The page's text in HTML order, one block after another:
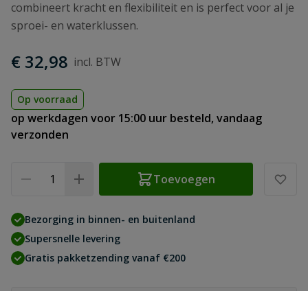
combineert kracht en flexibiliteit en is perfect voor al je
sproei- en waterklussen.
€ 32,98
Op voorraad
op werkdagen voor 15:00 uur besteld, vandaag
verzonden
Toevoegen
Bezorging in binnen- en buitenland
Supersnelle levering
Gratis pakketzending vanaf €200